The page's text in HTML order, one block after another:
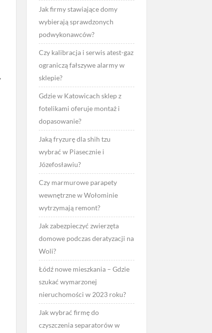
Jak firmy stawiające domy
wybierają sprawdzonych
podwykonawców?
Czy kalibracja i serwis atest-gaz
ograniczą fałszywe alarmy w
sklepie?
Gdzie w Katowicach sklep z
fotelikami oferuje montaż i
dopasowanie?
Jaką fryzurę dla shih tzu
wybrać w Piasecznie i
Józefosławiu?
Czy marmurowe parapety
wewnętrzne w Wołominie
wytrzymają remont?
Jak zabezpieczyć zwierzęta
domowe podczas deratyzacji na
Woli?
Łódź nowe mieszkania – Gdzie
szukać wymarzonej
nieruchomości w 2023 roku?
Jak wybrać firmę do
czyszczenia separatorów w